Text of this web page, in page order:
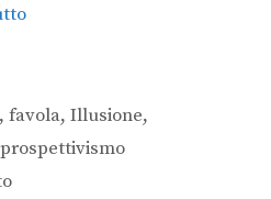
,favola,Illusione,
prospettivismo